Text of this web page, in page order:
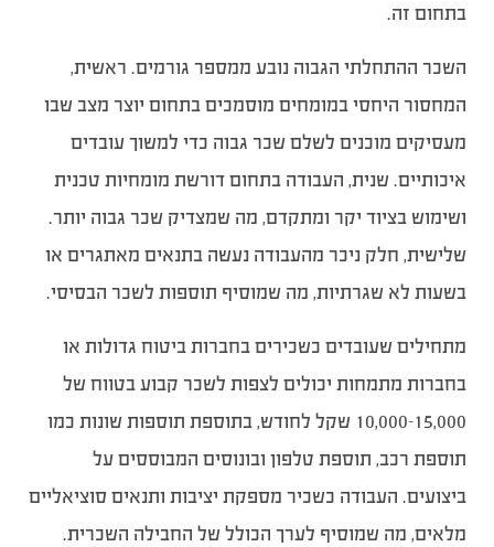
בתחום זה.
השכר ההתחלתי הגבוה נובע ממספר גורמים. ראשית,
המחסור היחסי במומחים מוסמכים בתחום יוצר מצב שבו
מעסיקים מוכנים לשלם שכר גבוה כדי למשוך עובדים
איכותיים. שנית, העבודה בתחום דורשת מומחיות טכנית
ושימוש בציוד יקר ומתקדם, מה שמצדיק שכר גבוה יותר.
שלישית, חלק ניכר מהעבודה נעשה בתנאים מאתגרים או
בשעות לא שגרתיות, מה שמוסיף תוספות לשכר הבסיסי.
מתחילים שעובדים כשכירים בחברות ביטוח גדולות או
בחברות מתמחות יכולים לצפות לשכר קבוע בטווח של
10,000-15,000 שקל לחודש, בתוספת תוספות שונות כמו
תוספת רכב, תוספת טלפון ובונוסים המבוססים על
ביצועים. העבודה כשכיר מספקת יציבות ותנאים סוציאליים
מלאים, מה שמוסיף לערך הכולל של החבילה השכרית.